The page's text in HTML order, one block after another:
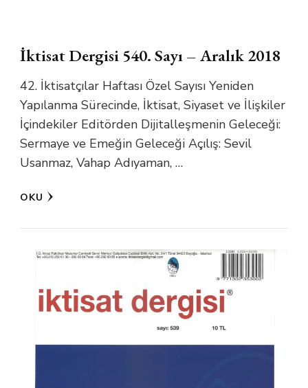
İktisat Dergisi 540. Sayı – Aralık 2018
42. İktisatçılar Haftası Özel Sayısı Yeniden
Yapılanma Sürecinde, İktisat, Siyaset ve İlişkiler
İçindekiler Editörden Dijitalleşmenin Geleceği:
Sermaye ve Emeğin Geleceği Açılış: Sevil
Usanmaz, Vahap Adıyaman, …
OKU